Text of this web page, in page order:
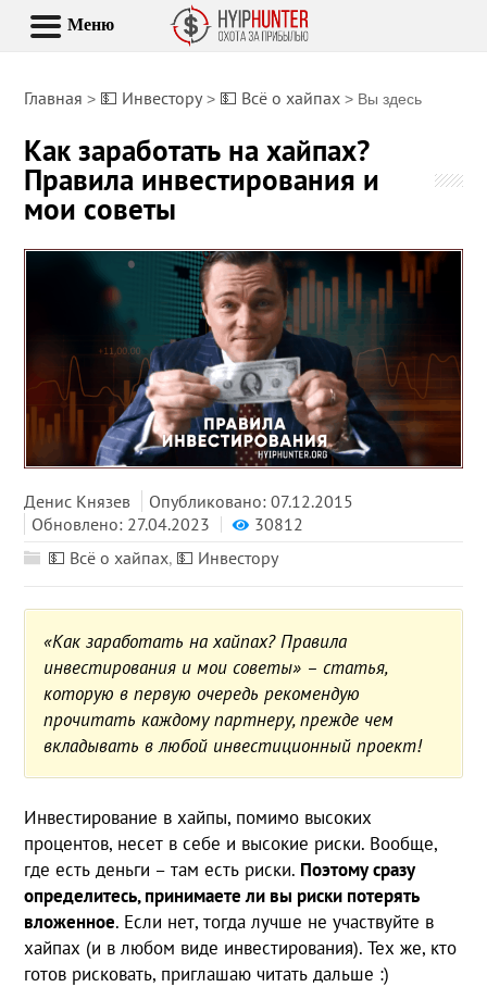
Главная > 💵 Инвестору> 💵 Всё о хайпах > Вы здесь
Как заработать на хайпах?
Правила инвестирования и
мои советы
Денис Князев
Опубликовано: 07.12.2015
Обновлено: 27.04.2023
30812
💵 Всё о хайпах, 💵 Инвестору
«Как заработать на хайпах? Правила
инвестирования и мои советы» – статья,
которую в первую очередь рекомендую
прочитать каждому партнеру, прежде чем
вкладывать в любой инвестиционный проект!
Инвестирование в хайпы, помимо высоких
процентов, несет в себе и высокие риски. Вообще,
где есть деньги – там есть риски. Поэтому сразу
определитесь, принимаете ли вы риски потерять
вложенное. Если нет, тогда лучше не участвуйте в
хайпах (и в любом виде инвестирования). Тех же, кто
готов рисковать, приглашаю читать дальше :)
Меню